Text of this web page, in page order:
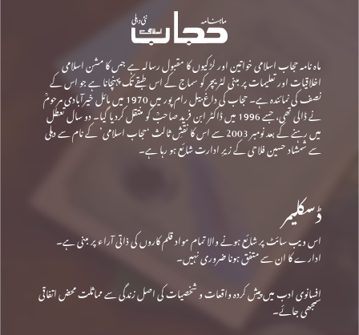
ماہ نامہ حجاب اسلامی خواتین اور لڑکیوں کا مقبول رسالہ ہے جس کا مشن اسلامی
اخلاقیات اور تعلیمات پر مبنی لٹریچر کو سماج کے اس طبقے تک پہنچانا ہے جو اس کے
نصف کی نمائندہ ہے۔ حجاب کی داغ بیل رام پور میں 1970 میں مائل خیرآبادی مرحومؒ
نے ڈالی تھی، جسے 1996 میں ڈاکٹر ابن فرید صاحبؒ کو منتقل کردیا گیا۔ دو سال تعطل
میں رہنے کے بعد نومبر 2003 سے اس کا نقشِ ثالث ‘حجاب اسلامی’ کے نام سے دہلی
سے شمشاد حسین فلاحی کے زیرِ ادارت شائع ہو رہا ہے۔
ڈسکلیمر
اس ویب سائٹ پر شائع ہونے والا تمام مواد قلم کاروں کی ذاتی آراء پر مبنی ہے۔
ادارے کا ان سے متفق ہونا ضروری نہیں۔
افسانوی ادب میں پیش کردہ واقعات و شخصیات کی اصل زندگی سے مماثلت محض اتفاقی
سمجھی جائے۔